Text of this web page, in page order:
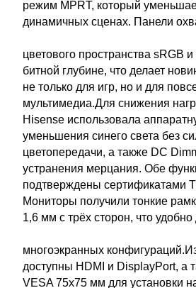
режим MPRT, который
динамичных сценах. Панели
цветового пространства sRGB
битной глубине, что делает
не только для игр, но и для
мультимедиа.Для снижения
Hisense использовала
уменьшения синего света без
цветопередачи, а также DC
устранения мерцания. Обе
подтверждены сертификатами
Мониторы получили тонкие
1,6 мм с трёх сторон, что удобно
многоэкранных
доступны HDMI и DisplayPort, а
VESA 75х75 мм для установки